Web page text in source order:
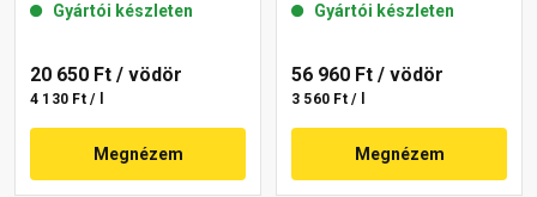
Gyártói készleten
20 650 Ft / vödör
4 130 Ft / l
Megnézem
Gyártói készleten
56 960 Ft / vödör
3 560 Ft / l
Megnézem